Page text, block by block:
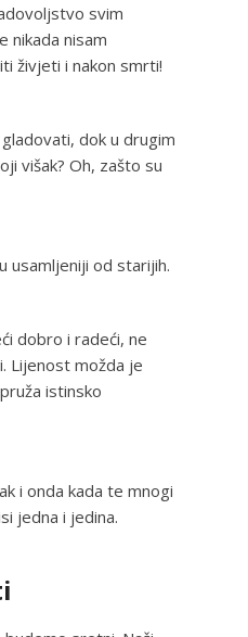
svim
nikada nisam
živjeti i nakon smrti!
dok u drugim
višak? Oh, zašto su
usamljeniji od starijih.
dobro i radeći, ne
Lijenost možda je
istinsko
i onda kada te mnogi
jedna i jedina.